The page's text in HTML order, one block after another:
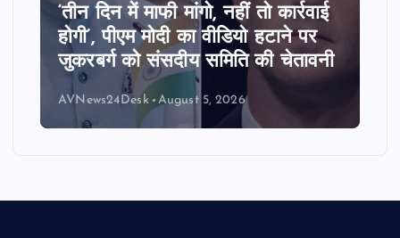
‘तीन दिन में माफी मांगो, नहीं तो कार्रवाई
होगी’, पीएम मोदी का वीडियो हटाने पर
जुकरबर्ग को संसदीय समिति की चेतावनी
AVNews24Desk August 5, 2026